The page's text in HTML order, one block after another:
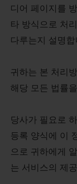
디어 페이지를
타 방식으로 처
다루는지 설명합
귀하는 본 처리
해당 모든 법률
당사가 필요로
등록 양식에 이
으로 귀하에게
는 서비스의 제